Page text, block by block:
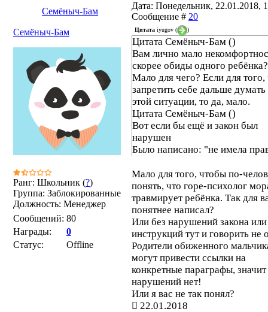
Семёныч-Бам
Дата: Понедельник, 22.01.2018,
Сообщение # 20
Семёныч-Бам
Ранг: Школьник (?)
Группа: Заблокированные
Должность: Менеджер
Сообщений: 80
Награды:
0
Статус:
Offline
Цитата iyugov ( )
Цитата Семёныч-Бам ()
Вам лично мало
скорее обиды одного ребёнка?
Мало для чего? Если для
запретить себе дальше
этой ситуации, то да, мало.
Цитата Семёныч-Бам ()
Вот если бы ещё и закон был
нарушен
Было написано: "не имела
вопрос о правовом аспекте.
Мало для того, чтобы по-
понять, что горе-психолог
травмирует ребёнка. Так для
понятнее написал?
Или без нарушений закона или
инструкций тут и говорить не
Родители обиженного
могут привести ссылки на
конкретные параграфы,
нарушений нет!
Или я вас не так понял?
22.01.2018